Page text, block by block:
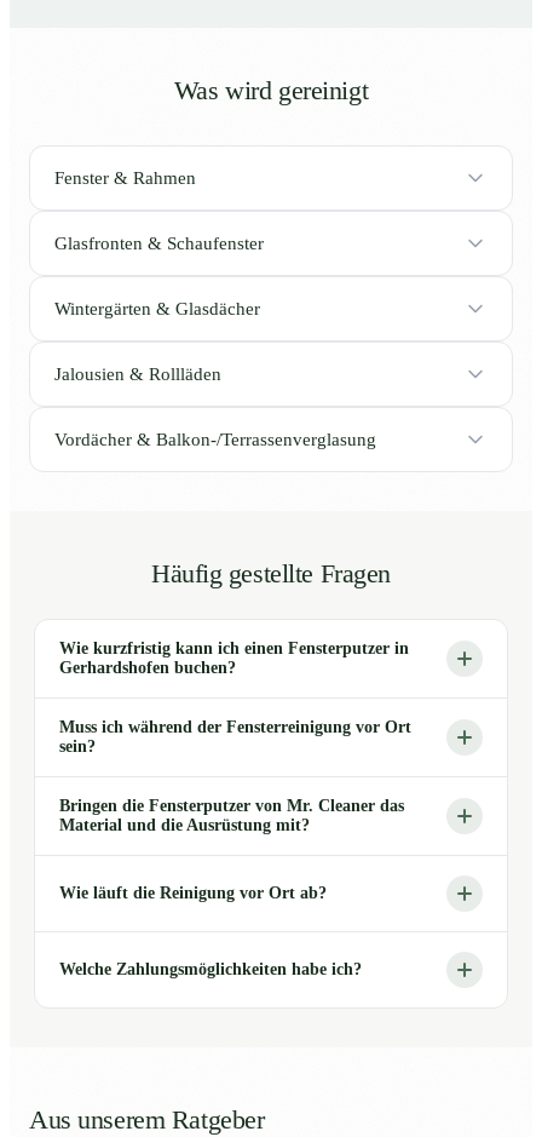
Was wird gereinigt
Fenster & Rahmen
Glasfronten & Schaufenster
Wintergärten & Glasdächer
Jalousien & Rollläden
Vordächer & Balkon-/Terrassenverglasung
Häufig gestellte Fragen
Wie kurzfristig kann ich einen Fensterputzer in
Gerhardshofen buchen?
Muss ich während der Fensterreinigung vor Ort
sein?
Bringen die Fensterputzer von Mr. Cleaner das
Material und die Ausrüstung mit?
Wie läuft die Reinigung vor Ort ab?
Welche Zahlungsmöglichkeiten habe ich?
Aus unserem Ratgeber